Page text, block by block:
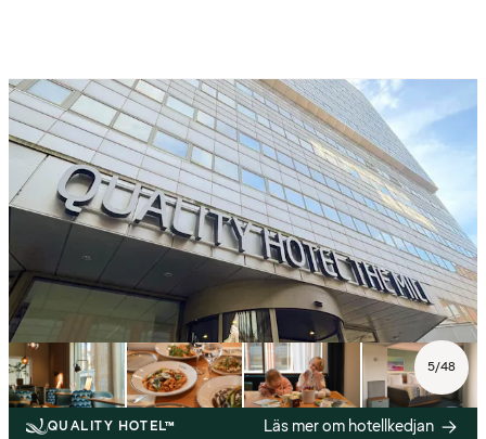
5/48
QUALITY HOTEL™ Läs mer om hotellkedjan